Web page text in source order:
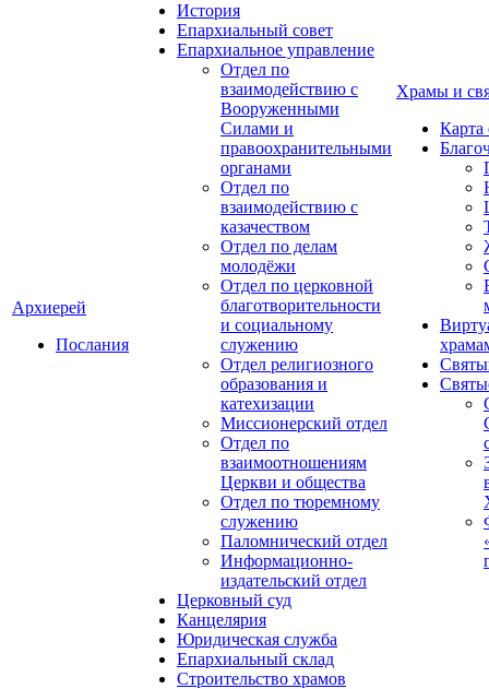
Архиерей
Послания
История
Епархиальный совет
Епархиальное управление
Отдел по
взаимодействию с
Вооруженными
Силами и
правоохранительными
органами
Отдел по
взаимодействию с
казачеством
Отдел по делам
молодёжи
Отдел по церковной
благотворительности
и социальному
служению
Отдел религиозного
образования и
катехизации
Миссионерский отдел
Отдел по
взаимоотношениям
Церкви и общества
Отдел по тюремному
служению
Паломнический отдел
Информационно-
издательский отдел
Церковный суд
Канцелярия
Юридическая служба
Епархиальный склад
Строительство храмов
Храмы и
Карта